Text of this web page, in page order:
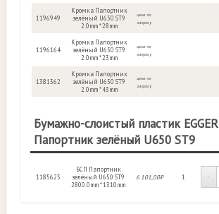
1196949
Кромка Папортник
зелёный U650 ST9
2.0mm * 28mm
цена по
запросу
1196164
Кромка Папортник
зелёный U650 ST9
2.0mm * 23mm
цена по
запросу
1381362
Кромка Папортник
зелёный U650 ST9
2.0mm * 43mm
цена по
запросу
Бумажно-слоистый пластик EGGER
Папортник зелёный U650 ST9
1185623
БСП Папортник
зелёный U650 ST9
2800.0mm * 1310mm
6 101,00₽ 1 -